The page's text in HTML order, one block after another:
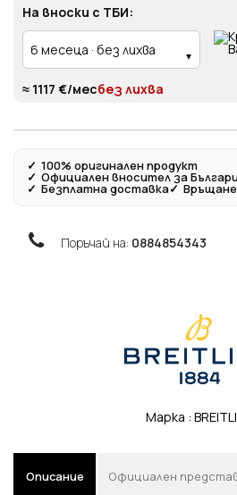
На вноски с ТБИ:
≈ 1117 €/месбез лихва
✓ 100% оригинален продукт
✓ Официален вносител за
✓ Безплатна доставка✓ Връщане
Поръчай на: 0884854343
Марка :
Описание Oфициален